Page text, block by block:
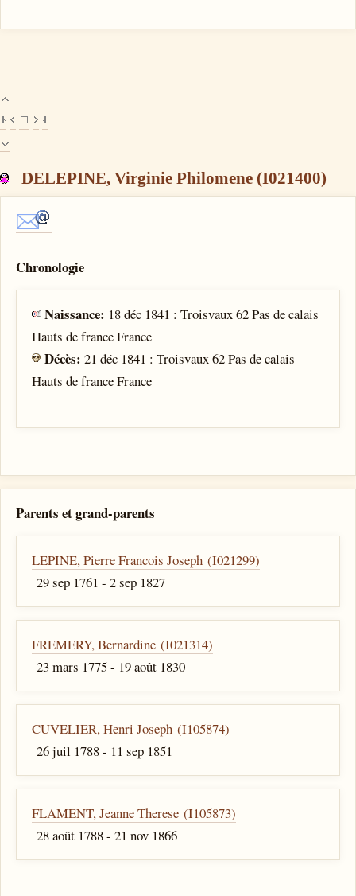
DELEPINE, Virginie Philomene (I021400)
Chronologie
Naissance: 18 déc 1841 : Troisvaux 62 Pas de calais
Hauts de france France
Décès:21 déc 1841 : Troisvaux 62 Pas de calais
Hauts de france France
Parents et grand-parents
LEPINE, Pierre Francois Joseph (I021299)
29 sep 1761 - 2 sep 1827
FREMERY, Bernardine (I021314)
23 mars 1775 - 19 août 1830
CUVELIER, Henri Joseph (I105874)
26 juil 1788 - 11 sep 1851
FLAMENT, Jeanne Therese (I105873)
28 août 1788 - 21 nov 1866